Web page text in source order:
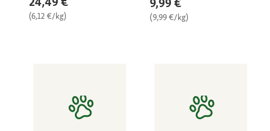
(6,12 €/kg)
9,99 €
(9,99 €/kg)